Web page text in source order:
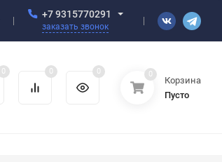
+7 9315770291
заказать звонок
0 0 0 0
Корзина
Пусто